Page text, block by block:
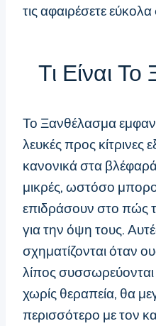
τις αφαιρέσετε εύκολα
Τι Είναι
Το Ξανθέλασμα
λευκές προς
κανονικά στα
μικρές, ωστόσο
επιδράσουν στο πώς
για την όψη τους.
σχηματίζονται όταν
λίπος
χωρίς θεραπεία, θα
περισσότερο με τον